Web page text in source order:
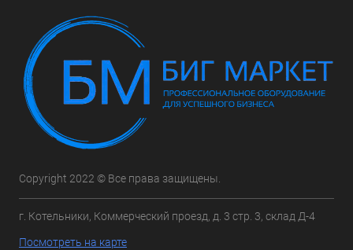
Copyright 2022 © Все права защищены.
г. Котельники, Коммерческий проезд, д. 3 стр. 3, склад Д-4
Посмотреть на карте